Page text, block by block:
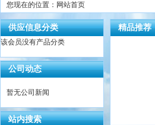
您现在的位置：网站首页
供应信息分类
该会员没有产品分类
公司动态
暂无公司新闻
站内搜索
精品推荐